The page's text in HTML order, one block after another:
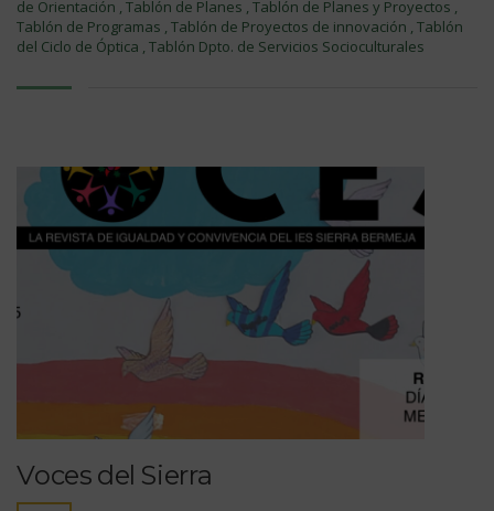
de Orientación , Tablón de Planes , Tablón de Planes y Proyectos ,
Tablón de Programas , Tablón de Proyectos de innovación , Tablón
del Ciclo de Óptica , Tablón Dpto. de Servicios Socioculturales
Voces del Sierra